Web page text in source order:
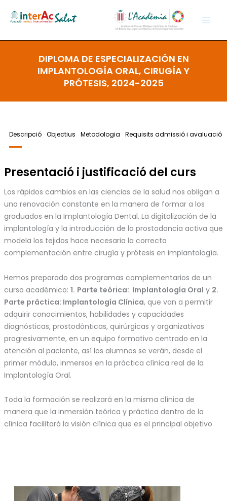
DIPLOMA DE ESPECIALIZACIÓN EN
IMPLANTOLOGÍA ORAL, CIRUGÍA Y
PRÓTESIS, 2024-2025
Descripció Objectius Metodologia Requisits admissió i avaluació
Presentació i justificació del curs
Los rápidos cambios en las ciencias de la salud nos obligan a
una renovación constante en la manera de formar a los
graduados en la Implantología Dental. La digitalización de la
implantología y la introducción de la prostodoncia activa que
modela los tejidos hace necesaria la correcta
complementación entre cirugía y prótesis en implantología.
Hemos preparado dos programas complementarios de un
curso académico: 1. Parte teórica: Implantología Oral y 2.
Parte práctica: Implantología Clínica, que van a permitir
adquirir conocimientos, habilidades y capacidades
diagnósticas, prostodónticas, quirúrgicas y organizativas
progresivamente, en un equipo formativo centrado en la
atención al paciente, así los alumnos se verán, desde el
primer módulo, inmersos en la práctica clínica real de la
Implantología Oral.
Toda la formación se realizará en la misma clínica de
manera que la inmersión teórica y práctica dentro de la
clínica facilitará la visión clínica que es el principal objetivo
revisar-compartir los casos con todo el grupo. Al final de
curso presentará un caso y lo defenderá públicamente.